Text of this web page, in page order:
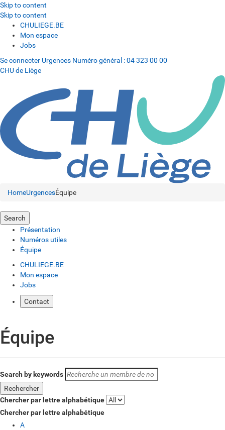
Skip to content
Skip to content
CHULIEGE.BE
Mon espace
Jobs
Se connecter Urgences Numéro général :04 323 00 00
CHU de Liège
HomeUrgencesÉquipe
Search
Présentation
Numéros utiles
Équipe
CHULIEGE.BE
Mon espace
Jobs
Contact
Équipe
Search by keywords
Chercher par lettre alphabétique
Chercher par lettre alphabétique
A